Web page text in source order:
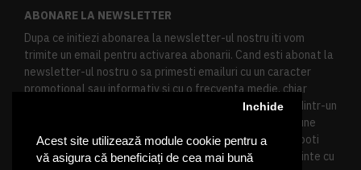
Acest site utilizează module cookie pentru a
vă asigura că beneficiați de cea mai bună
Inchide
ABONARE LA NEWSLETTER
Dupa ce initiezi abonarea la newsletter-ul nostru iti vom
trimite un email pentru activarea abonarii. Cand esti abonat la
newsletter-ul nostru o sa primesti emailuri cu un caracter
promotional sau informativ si cu o frecventa medie, chiar
redusa. Daca doresti sa te dezabonezi poti urma linkul dintr-un
newsletter primit, daca esti client inregistrat ai o sectiune
speciala in contul tau in acest scop, si de asemenea ne poti
contacta oricand pe email pentru orice intrebari sau cerinte cu